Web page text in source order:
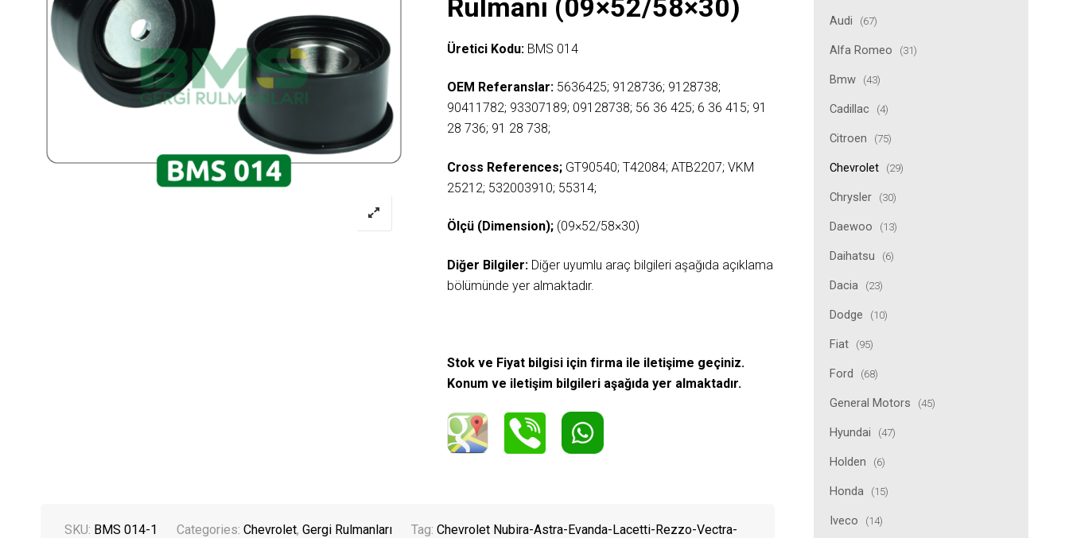
Audi (67)
Alfa Romeo (31)
Bmw (43)
Cadillac (4)
Citroen (75)
Chevrolet (29)
Chrysler (30)
Daewoo (13)
Daihatsu (6)
Dacia (23)
Dodge (10)
Fiat (95)
Ford (68)
General Motors (45)
Hyundai (47)
Holden (6)
Honda (15)
Iveco (14)
Rulmanı (09×52/58×30)
Üretici Kodu: BMS 014
OEM Referanslar: 5636425; 9128736; 9128738;
90411782; 93307189; 09128738; 56 36 425; 6 36 415; 91
28 736; 91 28 738;
Cross References; GT90540; T42084; ATB2207; VKM
25212; 532003910; 55314;
Ölçü (Dimension); (09×52/58×30)
Diğer Bilgiler: Diğer uyumlu araç bilgileri aşağıda açıklama
bölümünde yer almaktadır.
Stok ve Fiyat bilgisi için firma ile iletişime geçiniz.
Konum ve iletişim bilgileri aşağıda yer almaktadır.
SKU: BMS 014-1 Categories: Chevrolet, Gergi Rulmanları Tag: Chevrolet Nubira-Astra-Evanda-Lacetti-Rezzo-Vectra-